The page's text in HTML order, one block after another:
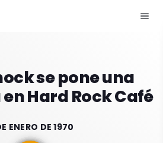
menu
se pone una
Hard Rock Café
ENERO DE 1970